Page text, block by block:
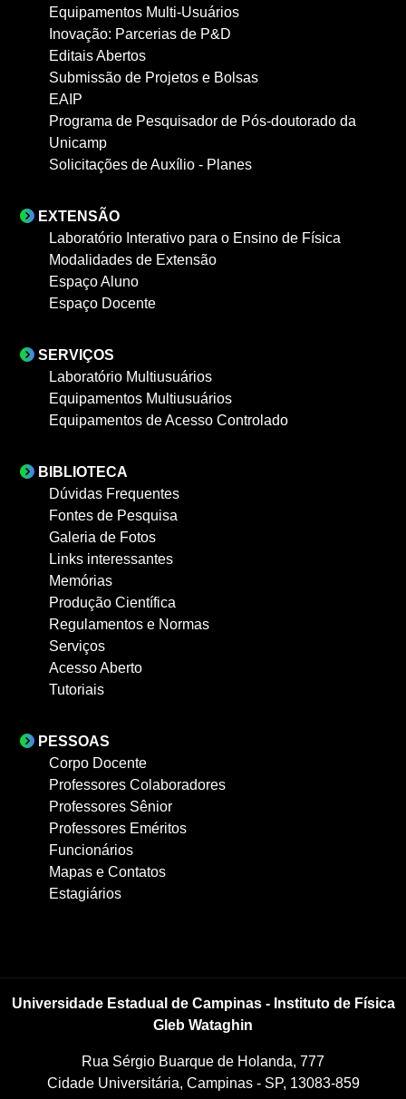
Equipamentos Multi-Usuários
Inovação: Parcerias de P&D
Editais Abertos
Submissão de Projetos e Bolsas
EAIP
Programa de Pesquisador de Pós-doutorado da
Unicamp
Solicitações de Auxílio - Planes
EXTENSÃO
Laboratório Interativo para o Ensino de Física
Modalidades de Extensão
Espaço Aluno
Espaço Docente
SERVIÇOS
Laboratório Multiusuários
Equipamentos Multiusuários
Equipamentos de Acesso Controlado
BIBLIOTECA
Dúvidas Frequentes
Fontes de Pesquisa
Galeria de Fotos
Links interessantes
Memórias
Produção Científica
Regulamentos e Normas
Serviços
Acesso Aberto
Tutoriais
PESSOAS
Corpo Docente
Professores Colaboradores
Professores Sênior
Professores Eméritos
Funcionários
Mapas e Contatos
Estagiários
Universidade Estadual de Campinas - Instituto de Física
Gleb Wataghin
Rua Sérgio Buarque de Holanda, 777
Cidade Universitária, Campinas - SP, 13083-859